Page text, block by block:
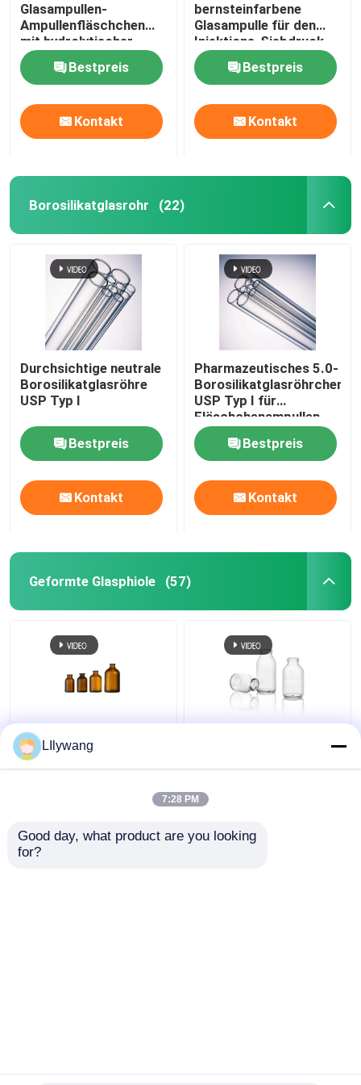
Fläschchen-Aluminiumkappe
Braunglasröhre
Orale Flüssigkeitsflasche
Glasampullen-
Ampullenfläschchen
mit hydrolytischer
Beständigkeit
verbessern die
Arzneimittelstabilität
Bestpreis
Kontakt
bernsteinfarbene
Glasampulle für den
Injektions-Siebdruck
Bestpreis
Kontakt
Borosilikatglasrohr (22)
Durchsichtige neutrale
Borosilikatglasröhre
USP Typ I
Bestpreis
Kontakt
Pharmazeutisches 5.0-
Borosilikatglasröhrchen
USP Typ I für
Fläschchenampullen
Bestpreis
Kontakt
Geformte Glasphiole (57)
10 ml, 30 ml, 100 ml
Braunglas-
geformte Antibiotika-
Schwefelbehandlung
LIlywang
7:28 PM
Good day, what product are you looking
for?